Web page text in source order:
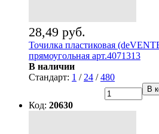
28,49 руб.
Точилка пластиковая
прямоугольная арт.4071313
В наличии
Стандарт: 1 / 24 /480
В
Код: 20630